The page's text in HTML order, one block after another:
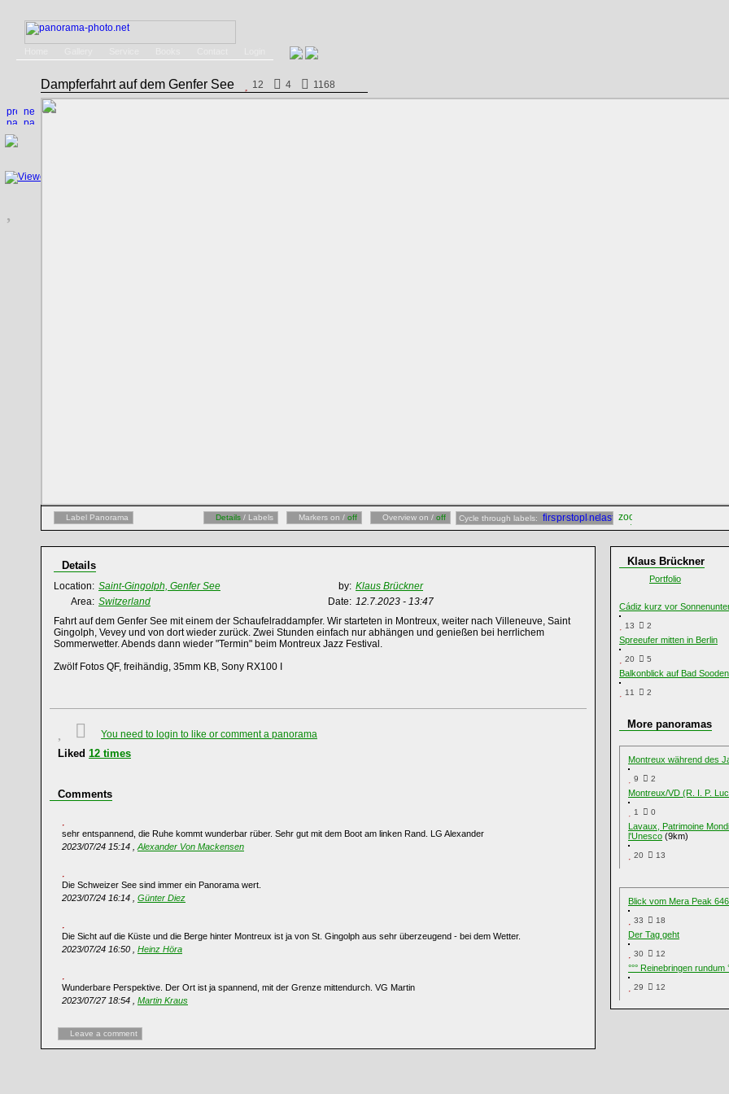
Dampferfahrt auf dem Genfer See 12 4 1168
Label Panorama Details / Labels Markers on / off Overview on / off Cycle through labels:
Details
Location: Saint-Gingolph, Genfer See by: Klaus Brückner
Area: Switzerland Date: 12.7.2023 - 13:47
Fahrt auf dem Genfer See mit einem der Schaufelraddampfer. Wir starteten in Montreux, weiter nach Villeneuve, Saint
Gingolph, Vevey und von dort wieder zurück. Zwei Stunden einfach nur abhängen und genießen bei herrlichem
Sommerwetter. Abends dann wieder "Termin" beim Montreux Jazz Festival.
Zwölf Fotos QF, freihändig, 35mm KB, Sony RX100 I
You need to login to like or comment a panorama
Liked 12 times
Comments
sehr entspannend, die Ruhe kommt wunderbar rüber. Sehr gut mit dem Boot am linken Rand. LG Alexander
2023/07/24 15:14 , Alexander Von Mackensen
Die Schweizer See sind immer ein Panorama wert.
2023/07/24 16:14 , Günter Diez
Die Sicht auf die Küste und die Berge hinter Montreux ist ja von St. Gingolph aus sehr überzeugend - bei dem Wetter.
2023/07/24 16:50 , Heinz Höra
Wunderbare Perspektive. Der Ort ist ja spannend, mit der Grenze mittendurch. VG Martin
2023/07/27 18:54 , Martin Kraus
Leave a comment
Klaus Brückner
Portfolio
Cádiz kurz vor
13 2
Spreeufer mitten in Berlin
20 5
Balkonblick auf Bad
11 2
More panoramas
Montreux während des
9 2
Montreux/VD (R. I. P.
1 0
Lavaux, Patrimoine
l'Unesco (9km)
20 13
Blick vom Mera Peak
33 18
Der Tag geht
30 12
°°° Reinebringen rundum
29 12